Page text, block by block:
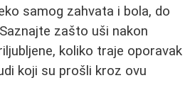
samog zahvata i bola, do
zašto uši nakon
koliko traje oporavak
koji su prošli kroz ovu